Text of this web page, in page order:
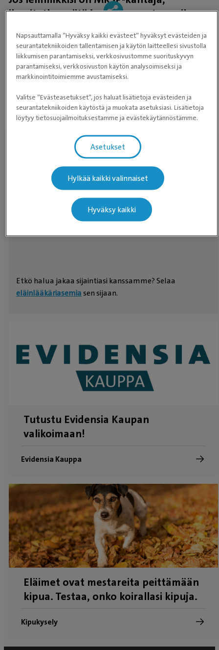
ilmoitathan siitä jo aikaa varatessasi!
-
Löydä eläinlääkäriasema lähelläsi
HAE
ELÄINLÄÄKÄRIASEMAA
Etkö halua jakaa sijaintiasi kanssamme? Selaa
eläinlääkäriasemiasen sijaan.
Tutustu Evidensia Kaupan
valikoimaan!
Evidensia Kauppa
Eläimet ovat mestareita peittämään
kipua. Testaa, onko koirallasi kipuja.
Kipukysely
Napsauttamalla ”Hyväksy kaikki evästeet” hyväksyt evästeiden ja
seurantatekniikoiden tallentamisen ja käytön laitteellesi sivustolla
liikkumisen parantamiseksi, verkkosivustomme suorituskyvyn
parantamiseksi, verkkosivuston käytön analysoimiseksi ja
markkinointitoimiemme avustamiseksi.
Valitse ”Evästeasetukset”, jos haluat lisätietoja evästeiden ja
seurantatekniikoiden käytöstä ja muokata asetuksiasi. Lisätietoja
löytyy tietosuojailmoituksestamme ja evästekäytännöstämme.
Asetukset
Hylkää kaikki valinnaiset
Hyväksy kaikki